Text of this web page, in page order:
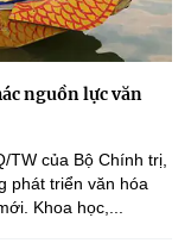
nguồn lực văn
TW của Bộ Chính trị,
phát triển văn hóa
Khoa học,...